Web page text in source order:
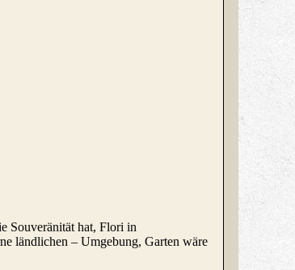
Souveränität hat, Flori in
ländlichen – Umgebung, Garten wäre